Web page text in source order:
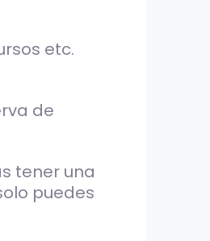
etc.
de
tener una
puedes